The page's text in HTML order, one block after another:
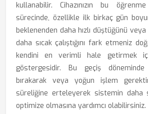
kullanabilir. Cihazınızın bu
sürecinde, özellikle ilk birkaç gün
beklenenden daha hızlı düştüğünü
daha sıcak çalıştığını fark etmeniz
kendini en verimli hale getirmek
göstergesidir. Bu geçiş döneminde
bırakarak veya yoğun işlem
süreliğine erteleyerek sistemin daha
optimize olmasına yardımcı olabilirsiniz.